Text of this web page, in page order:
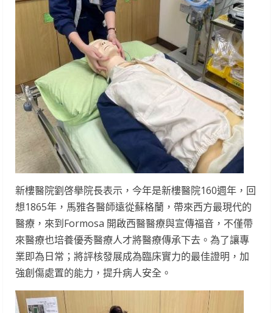
新樓醫院劉啓擧院長表示，今年是新樓醫院160週年，回
想1865年，馬雅各醫師遠從蘇格蘭，帶來西方最現代的
醫療，來到Formosa 開啟西醫醫療與宣傳福音，不僅帶
來醫療也培養優秀醫療人才將醫療傳承下去。為了讓專
業即為日常；將評核發展成為臨床實力的最佳證明，加
強創傷處置的能力，提升病人安全。